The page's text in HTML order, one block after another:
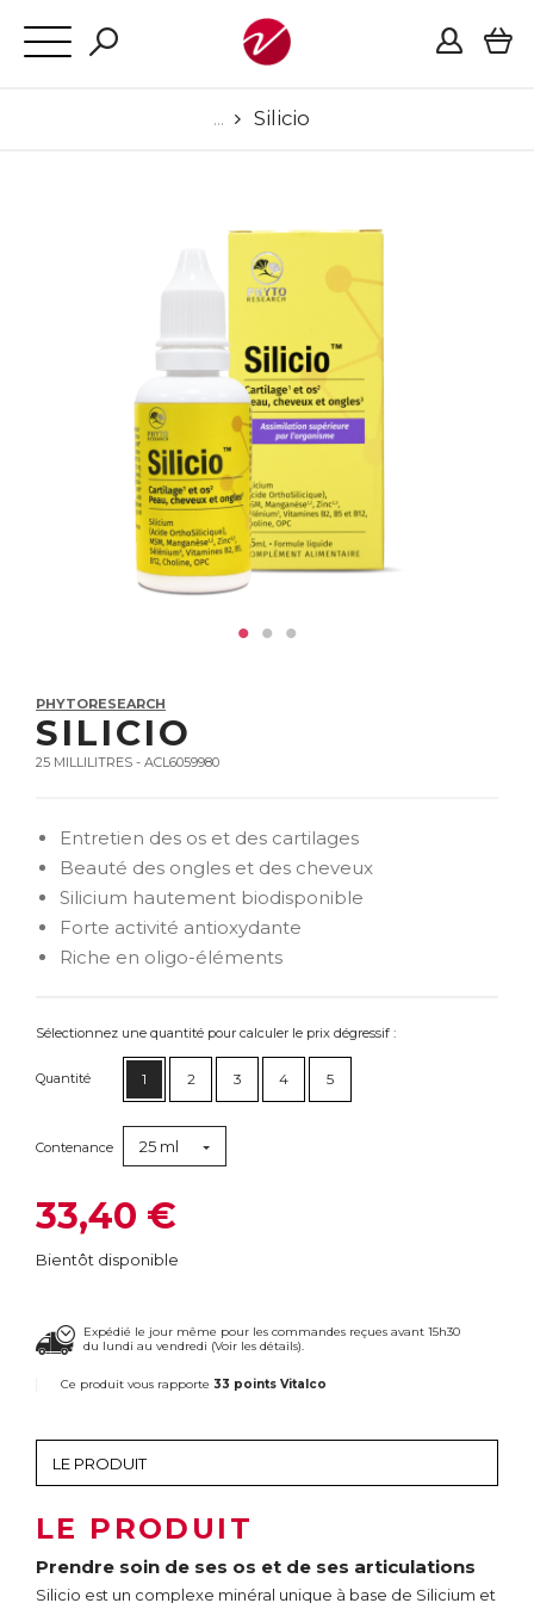
Silicio
PHYTORESEARCH
SILICIO
25 MILLILITRES - ACL6059980
Entretien des os et des cartilages
Beauté des ongles et des cheveux
Silicium hautement biodisponible
Forte activité antioxydante
Riche en oligo-éléments
Sélectionnez une quantité pour calculer le prix dégressif :
Quantité 1 2 3 4 5
Contenance 25 ml
33,40 €
Bientôt disponible
Expédié le jour même pour les commandes reçues avant 15h30
du lundi au vendredi (Voir les détails).
Ce produit vous rapporte 33 points Vitalco
LE PRODUIT
Prendre soin de ses os et de ses articulations
Silicio est un complexe minéral unique à base de Silicium et